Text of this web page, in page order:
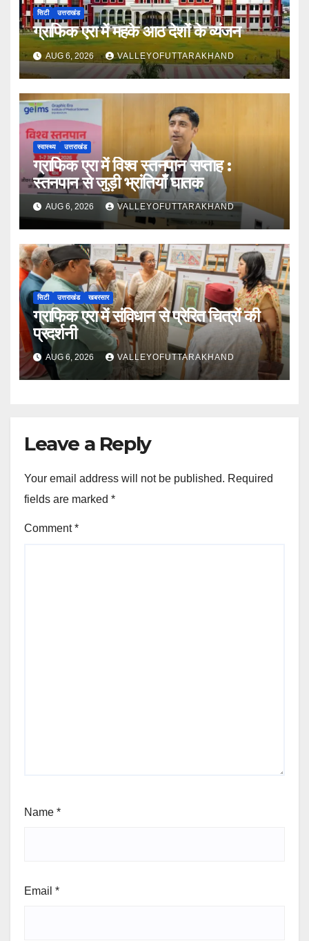
सिटी उत्तराखंड
ग्राफिक एरा में महके आठ देशों के व्यंजन
AUG 6, 2026 VALLEYOFUTTARAKHAND
स्वास्थ्य उत्तराखंड
ग्राफिक एरा में विश्व स्तनपान सप्ताह :
स्तनपान से जुड़ी भ्रांतियाँ घातक
AUG 6, 2026 VALLEYOFUTTARAKHAND
सिटी उत्तराखंड खबरसार
ग्राफिक एरा में संविधान से प्रेरित चित्रों की
प्रदर्शनी
AUG 6, 2026 VALLEYOFUTTARAKHAND
Leave a Reply
Your email address will not be published. Required
fields are marked *
Comment*
Name *
Email *